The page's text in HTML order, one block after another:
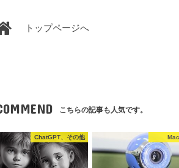
トップページへ
こちらの記事も人気です。
ChatGPT、その他